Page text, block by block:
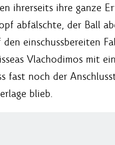
ihrerseits ihre
abfälschte, der Ball
einschussbereiten
Vlachodimos mit
fast noch der
blieb.